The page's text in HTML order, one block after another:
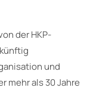
der HKP-
und
mehr als 30 Jahre